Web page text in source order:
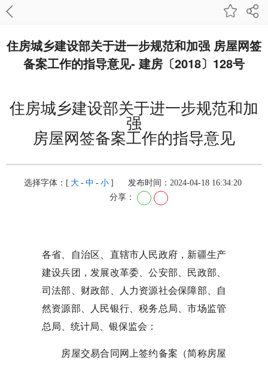
住房城乡建设部关于进一步规范和加强 房屋网签
备案工作的指导意见- 建房〔2018〕128号
住房城乡建设部关于进一步规范和加
强
房屋网签备案工作的指导意见
选择字体：[ 大 - 中 - 小 ]
发布时间：2024-04-18 16:34:20
分享：
各省、自治区、直辖市人民政府，新疆生产
建设兵团，发展改革委、公安部、民政部、
司法部、财政部、人力资源社会保障部、自
然资源部、人民银行、税务总局、市场监管
总局、统计局、银保监会：
房屋交易合同网上签约备案（简称房屋